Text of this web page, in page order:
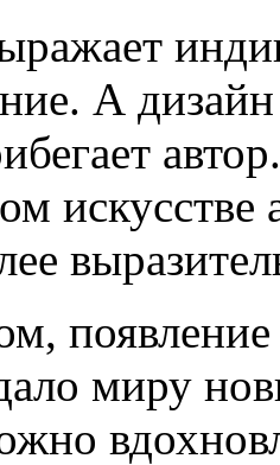
А дизайн
искусстве
миру